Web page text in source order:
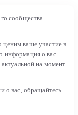
сообщества
ваше участие в
информация о вас
актуальной на момент
о вас, обращайтесь